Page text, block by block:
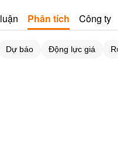
Phân tích Công ty
Dự báo Động lực giá Rủi